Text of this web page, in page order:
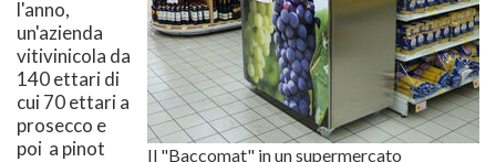
Il "Baccomat" in un supermercato
l'anno,
un'azienda
vitivinicola da
140 ettari di
cui 70 ettari a
prosecco e
poi a pinot